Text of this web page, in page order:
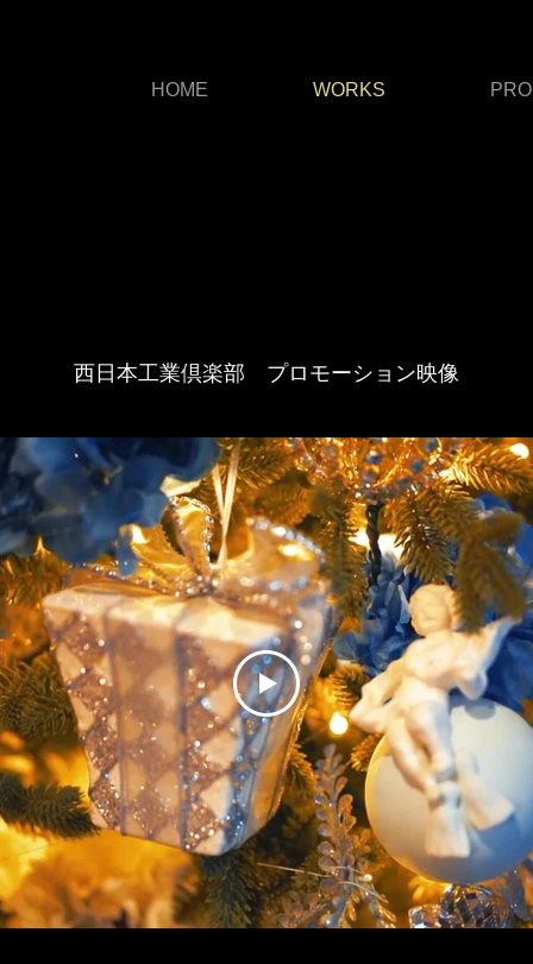
HOME WORKS
西日本工業倶楽部 プロモーション映像